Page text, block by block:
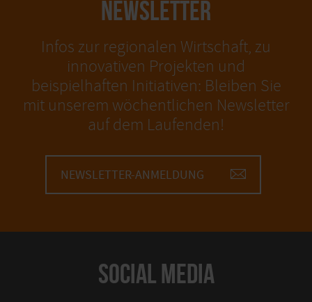
NEWSLETTER
Infos zur regionalen Wirtschaft, zu
innovativen Projekten und
beispielhaften Initiativen: Bleiben Sie
mit unserem wöchentlichen Newsletter
auf dem Laufenden!
NEWSLETTER-ANMELDUNG
SOCIAL MEDIA